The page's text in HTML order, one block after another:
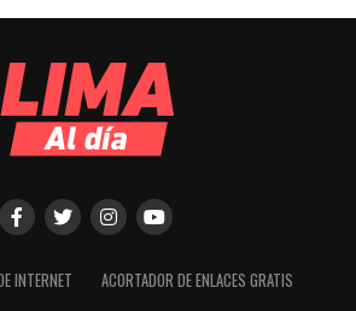
INTERNET ACORTADOR DE ENLACES GRATIS